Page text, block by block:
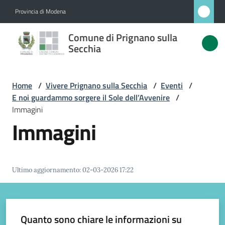
Provincia di Modena
Comune di Prignano sulla
Secchia
Comune
di
sulla
Secchia
Amministrazione
Novità
Vivere
Home / Vivere Prignano sulla Secchia / Eventi /
E noi guardammo sorgere il Sole dell’Avvenire /
Immagini
Immagini
Ultimo aggiornamento:02-03-2026 17:22
Quanto sono chiare le informazioni su